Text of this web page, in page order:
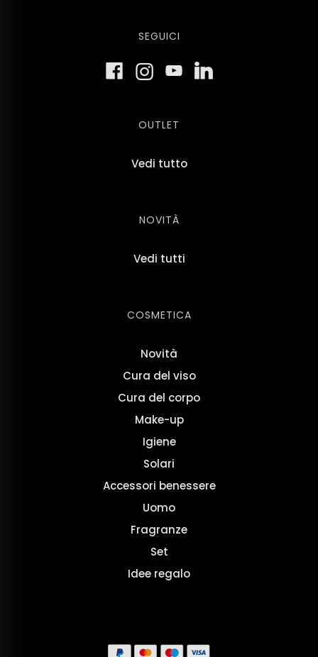
SEGUICI
OUTLET
Vedi tutto
NOVITÀ
Vedi tutti
COSMETICA
Novità
Cura del viso
Cura del corpo
Make-up
Igiene
Solari
Accessori benessere
Uomo
Fragranze
Set
Idee regalo